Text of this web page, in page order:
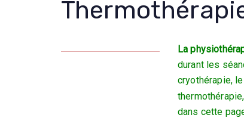
La
durant les
cryothérapie,
dans cette